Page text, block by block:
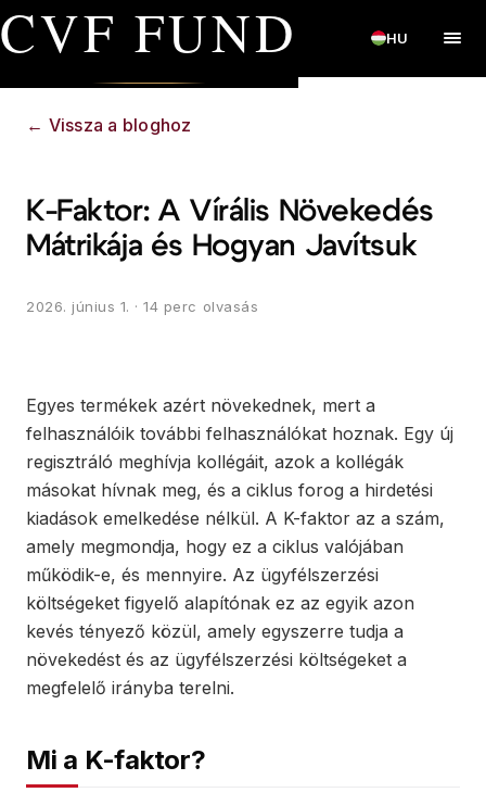
CVF FUND HU
← Vissza a bloghoz
K-Faktor: A Vírális Növekedés
Mátrikája és Hogyan Javítsuk
2026. június 1. · 14 perc olvasás
Egyes termékek azért növekednek, mert a
felhasználóik további felhasználókat hoznak. Egy új
regisztráló meghívja kollégáit, azok a kollégák
másokat hívnak meg, és a ciklus forog a hirdetési
kiadások emelkedése nélkül. A K-faktor az a szám,
amely megmondja, hogy ez a ciklus valójában
működik-e, és mennyire. Az ügyfélszerzési
költségeket figyelő alapítónak ez az egyik azon
kevés tényező közül, amely egyszerre tudja a
növekedést és az ügyfélszerzési költségeket a
megfelelő irányba terelni.
Mi a K-faktor?